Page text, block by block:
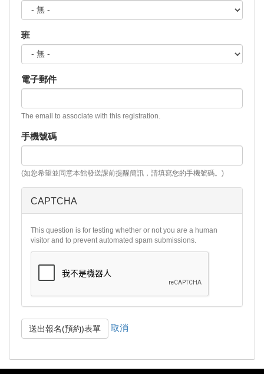
班
電子郵件
The email to associate with this registration.
手機號碼
(如您希望並同意本館發送課前提醒簡訊，請填寫您的手機號碼。)
CAPTCHA
This question is for testing whether or not you are a human
visitor and to prevent automated spam submissions.
送出報名(預約)表單 取消